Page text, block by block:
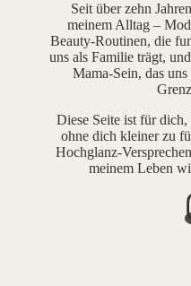
Seit über zehn
meinem Alltag –
Beauty-Routinen, die
uns als Familie trägt,
Mama-Sein, das
Diese Seite ist für
ohne dich kleiner zu
Hochglanz-
meinem Leben